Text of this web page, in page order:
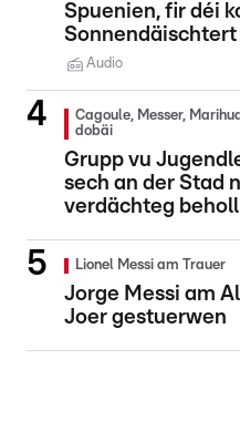
Spuenien, fir déi
Sonnendäischtert
Audio
Cagoule, Messer,
dobäi
Grupp vu
sech an der Stad
verdächteg beholl
Lionel Messi am Trauer
Jorge Messi am
Joer gestuerwen